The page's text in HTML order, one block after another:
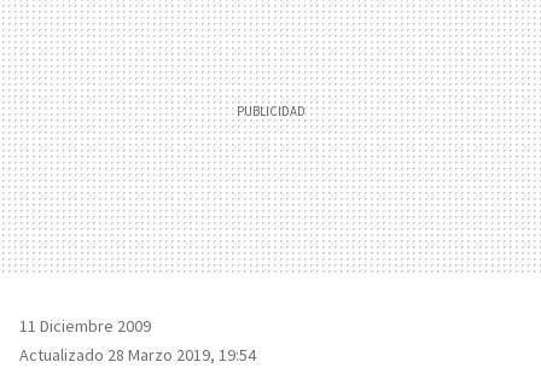
11 Diciembre 2009
Actualizado 28 Marzo 2019, 19:54